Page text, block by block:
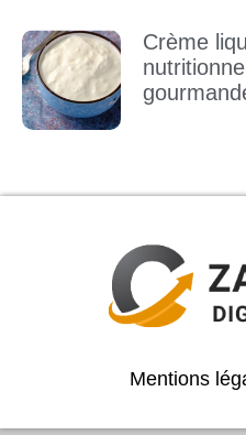
Crème
Mentions